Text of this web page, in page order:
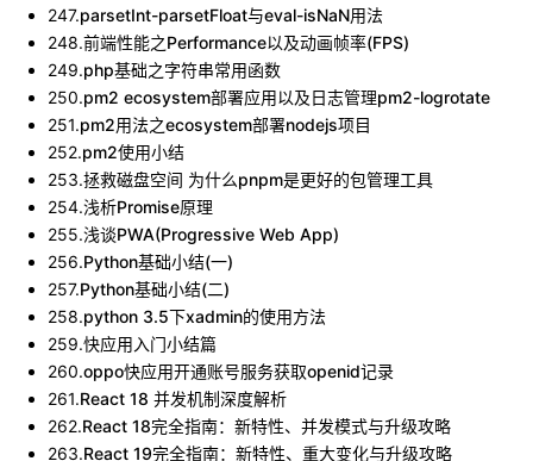
247.parsetInt-parsetFloat与eval-isNaN用法
248.前端性能之Performance以及动画帧率(FPS)
249.php基础之字符串常用函数
250.pm2 ecosystem部署应用以及日志管理pm2-logrotate
251.pm2用法之ecosystem部署nodejs项目
252.pm2使用小结
253.拯救磁盘空间 为什么pnpm是更好的包管理工具
254.浅析Promise原理
255.浅谈PWA(Progressive Web App)
256.Python基础小结(一)
257.Python基础小结(二)
258.python 3.5下xadmin的使用方法
259.快应用入门小结篇
260.oppo快应用开通账号服务获取openid记录
261.React 18 并发机制深度解析
262.React 18完全指南：新特性、并发模式与升级攻略
263.React 19完全指南：新特性、重大变化与升级攻略